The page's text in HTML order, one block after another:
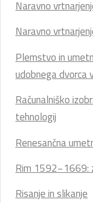
Naravno
Naravno
Plemstvo in
udobnega dvorca
Računalniško
tehnologij
Renesančna
Rim 1592−1669:
Risanje in slikanje